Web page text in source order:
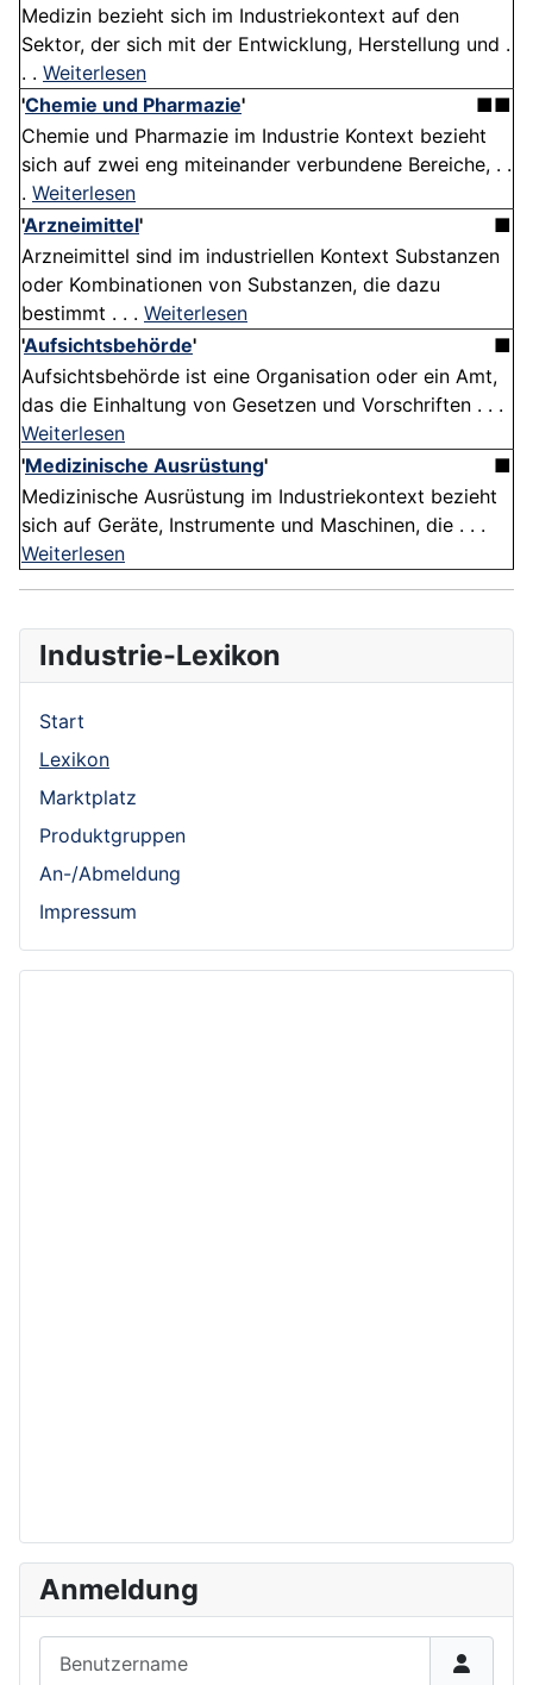
Medizin bezieht sich im Industriekontext auf den
Sektor, der sich mit der Entwicklung, Herstellung und .
. . Weiterlesen
'Chemie und Pharmazie'
■■
Chemie und Pharmazie im Industrie Kontext bezieht
sich auf zwei eng miteinander verbundene Bereiche, . .
. Weiterlesen
'Arzneimittel'
■
Arzneimittel sind im industriellen Kontext Substanzen
oder Kombinationen von Substanzen, die dazu
bestimmt . . . Weiterlesen
'Aufsichtsbehörde'
■
Aufsichtsbehörde ist eine Organisation oder ein Amt,
das die Einhaltung von Gesetzen und Vorschriften . . .
Weiterlesen
'Medizinische Ausrüstung'
■
Medizinische Ausrüstung im Industriekontext bezieht
sich auf Geräte, Instrumente und Maschinen, die . . .
Weiterlesen
Industrie-Lexikon
Start
Lexikon
Marktplatz
Produktgruppen
An-/Abmeldung
Impressum
Anmeldung